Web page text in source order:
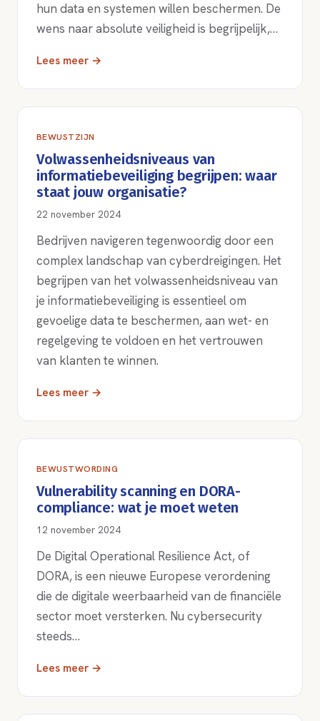
hun data en systemen willen beschermen. De
wens naar absolute veiligheid is begrijpelijk,…
Lees meer →
BEWUSTZIJN
Volwassenheidsniveaus van
informatiebeveiliging begrijpen: waar
staat jouw organisatie?
22 november 2024
Bedrijven navigeren tegenwoordig door een
complex landschap van cyberdreigingen. Het
begrijpen van het volwassenheidsniveau van
je informatiebeveiliging is essentieel om
gevoelige data te beschermen, aan wet- en
regelgeving te voldoen en het vertrouwen
van klanten te winnen.
Lees meer →
BEWUSTWORDING
Vulnerability scanning en DORA-
compliance: wat je moet weten
12 november 2024
De Digital Operational Resilience Act, of
DORA, is een nieuwe Europese verordening
die de digitale weerbaarheid van de financiële
sector moet versterken. Nu cybersecurity
steeds…
Lees meer →